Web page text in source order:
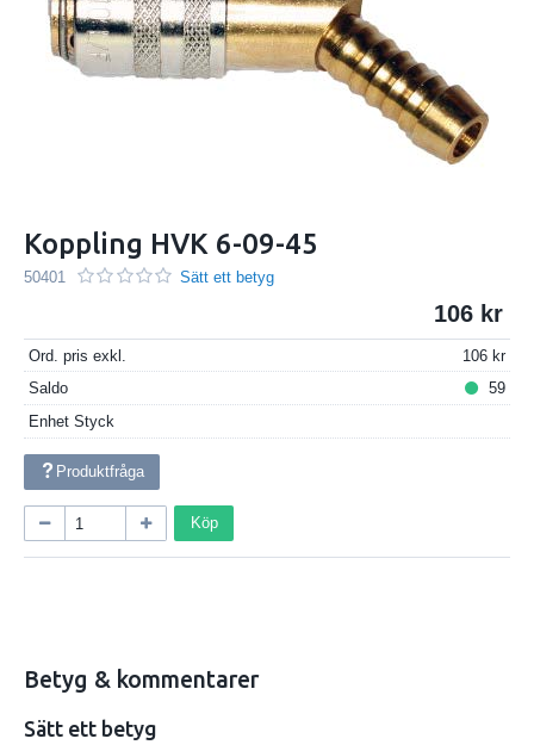
Koppling HVK 6-09-45
50401 Sätt ett betyg
106
Ord. pris exkl.
106
Saldo
59
Enhet Styck
Produktfråga
Köp
Betyg & kommentarer
Sätt ett betyg